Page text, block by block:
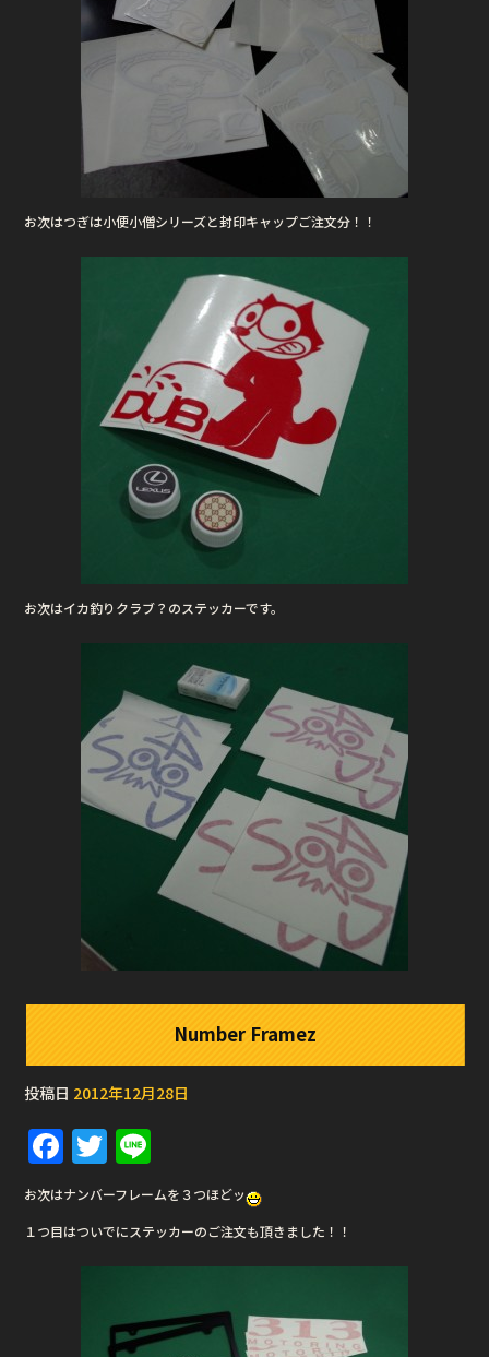
お次はつぎは小便小僧シリーズと封印キャップご注文分！！
お次はイカ釣りクラブ？のステッカーです。
Number Framez
投稿日 2012年12月28日
F
a
c
e
T
w
it
te
n
e
お次はナンバーフレームを３つほどッ
１つ目はついでにステッカーのご注文も頂きました！！